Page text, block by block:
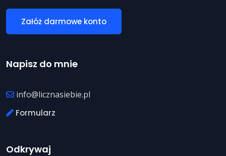
Załóż darmowe konto
Napisz do mnie
info@licznasiebie.pl
Formularz
Odkrywaj